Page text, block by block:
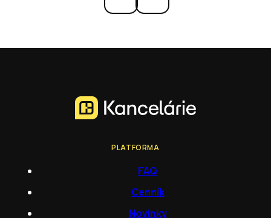
PLATFORMA
FAQ
Cenník
Novinky